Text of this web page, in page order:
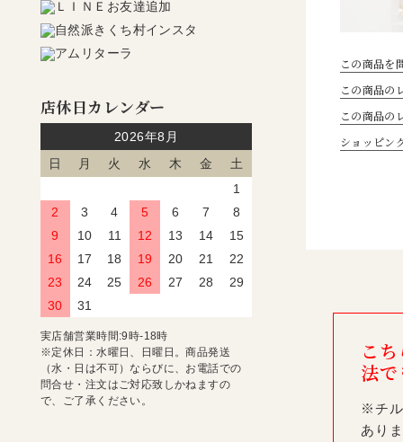
この商品を
この商品の
この商品の
ショッピン
こ
法
※チル
あり
店休日カレンダー
2026年8月
日
月 火 水 木 金
土
1
2
3 4 5 6 7
8
9
10 11 12 13 14
15
16
17 18 19 20 21
22
23
24 25 26 27 28
29
30
31
実店舗営業時間:9時-18時
※定休日：水曜日、日曜日。商品発送
（水・日は不可）ならびに、お電話での
問合せ・注文はご対応致しかねますの
で、ご了承ください。